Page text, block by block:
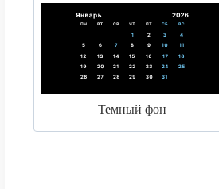
Темный фон